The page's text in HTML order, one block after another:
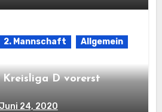
2. Mannschaft
Allgemein
D vorerst
Juni 24, 2020